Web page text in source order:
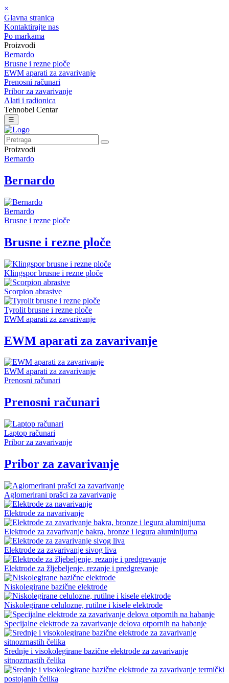
×
Glavna stranica
Kontaktirajte nas
Po markama
Proizvodi
Bernardo
Brusne i rezne ploče
EWM aparati za zavarivanje
Prenosni računari
Pribor za zavarivanje
Alati i radionica
Tehnobel Centar
☰
Proizvodi
Bernardo
Bernardo
Bernardo
Brusne i rezne ploče
Brusne i rezne ploče
Klingspor brusne i rezne ploče
Scorpion abrasive
Tyrolit brusne i rezne ploče
EWM aparati za zavarivanje
EWM aparati za zavarivanje
EWM aparati za zavarivanje
Prenosni računari
Prenosni računari
Laptop računari
Pribor za zavarivanje
Pribor za zavarivanje
Aglomerirani prašci za zavarivanje
Elektrode za navarivanje
Elektrode za zavarivanje bakra, bronze i legura aluminijuma
Elektrode za zavarivanje sivog liva
Elektrode za žljebeljenje, rezanje i predgrevanje
Niskolegirane bazične elektrode
Niskolegirane celulozne, rutilne i kisele elektrode
Specijalne elektrode za zavarivanje delova otpornih na habanje
Srednje i visokolegirane bazične elektrode za zavarivanje
sitnozrnastih čelika